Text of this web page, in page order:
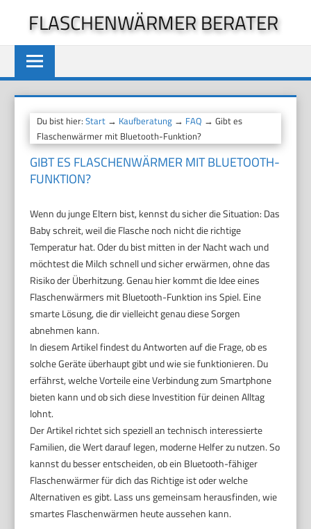
springen
FLASCHENWÄRMER BERATER
Du bist hier:Start → Kaufberatung → FAQ → Gibt es
Flaschenwärmer mit Bluetooth-Funktion?
GIBT ES FLASCHENWÄRMER MIT BLUETOOTH-
FUNKTION?
Wenn du junge Eltern bist, kennst du sicher die Situation: Das
Baby schreit, weil die Flasche noch nicht die richtige
Temperatur hat. Oder du bist mitten in der Nacht wach und
möchtest die Milch schnell und sicher erwärmen, ohne das
Risiko der Überhitzung. Genau hier kommt die Idee eines
Flaschenwärmers mit Bluetooth-Funktion ins Spiel. Eine
smarte Lösung, die dir vielleicht genau diese Sorgen
abnehmen kann.
In diesem Artikel findest du Antworten auf die Frage, ob es
solche Geräte überhaupt gibt und wie sie funktionieren. Du
erfährst, welche Vorteile eine Verbindung zum Smartphone
bieten kann und ob sich diese Investition für deinen Alltag
lohnt.
Der Artikel richtet sich speziell an technisch interessierte
Familien, die Wert darauf legen, moderne Helfer zu nutzen. So
kannst du besser entscheiden, ob ein Bluetooth-fähiger
Flaschenwärmer für dich das Richtige ist oder welche
Alternativen es gibt. Lass uns gemeinsam herausfinden, wie
smartes Flaschenwärmen heute aussehen kann.